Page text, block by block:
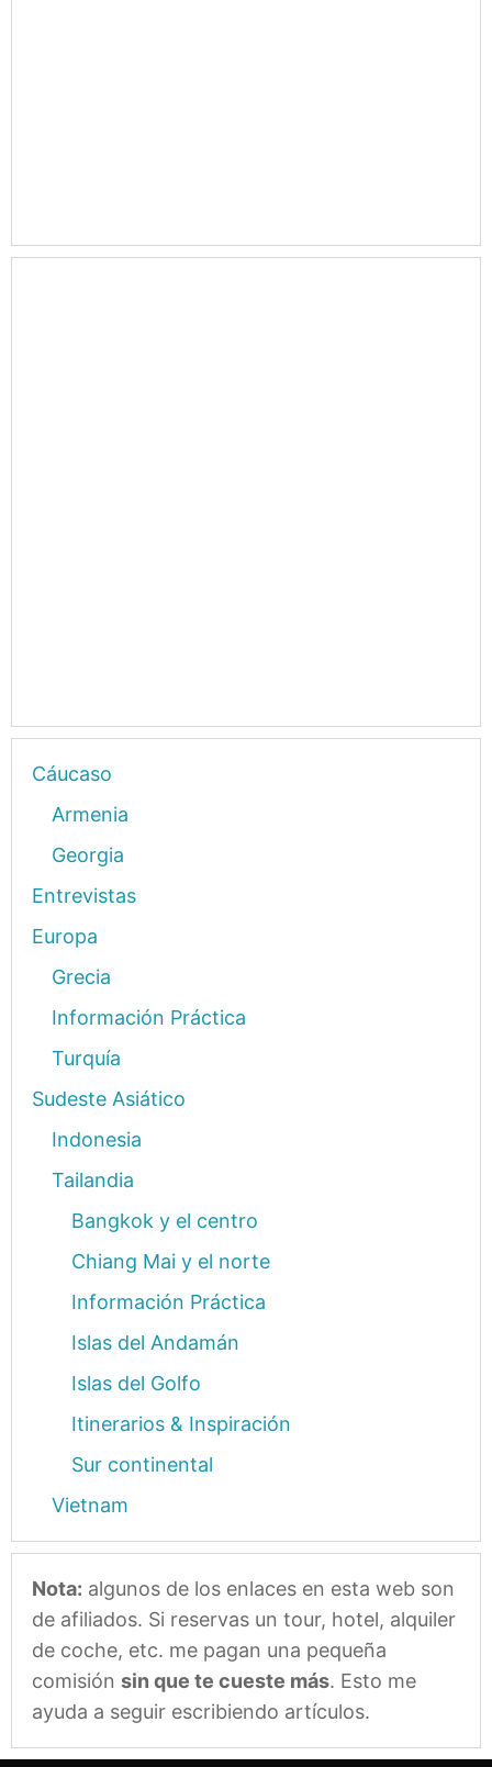
Cáucaso
Armenia
Georgia
Entrevistas
Europa
Grecia
Información Práctica
Turquía
Sudeste Asiático
Indonesia
Tailandia
Bangkok y el centro
Chiang Mai y el norte
Información Práctica
Islas del Andamán
Islas del Golfo
Itinerarios & Inspiración
Sur continental
Vietnam
Nota: algunos de los enlaces en esta web son
de afiliados. Si reservas un tour, hotel, alquiler
de coche, etc. me pagan una pequeña
comisión sin que te cueste más. Esto me
ayuda a seguir escribiendo artículos.